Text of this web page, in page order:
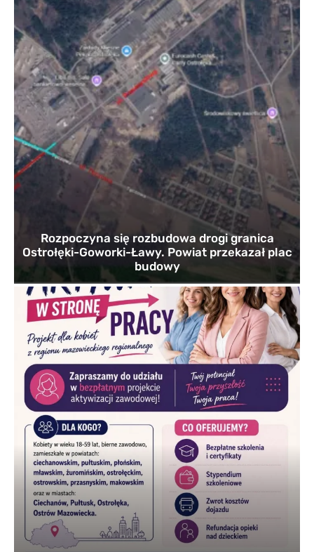
Rozpoczyna się rozbudowa drogi granica
Ostrołęki-Goworki-Ławy. Powiat przekazał plac
budowy